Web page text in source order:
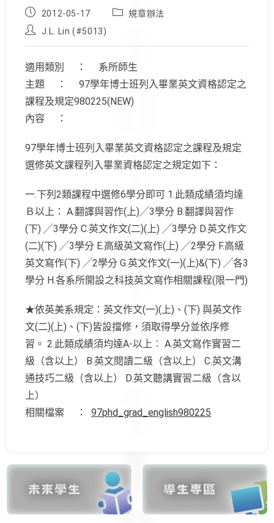
Post
published:
2012-05-17
Post
規章辦法
Post
J.L. Lin (#5013)
適用類別 ： 系所師生
主題 ： 97學年博士班列入畢業英文資格認定之
課程及規定980225(NEW)
內容 ：
97學年博士班列入畢業英文資格認定之課程及規定
選修英文課程列入畢業資格認定之規定如下：
一.下列2類課程中選修6學分即可 1.此類成績須均達
Ｂ以上： A.翻譯與習作(上)╱3學分 B.翻譯與習作
(下) ╱3學分 C.英文作文(二)(上) ╱3學分 D.英文作文
(二)(下) ╱3學分 E.高級英文寫作(上) ╱2學分 F.高級
英文寫作(下) ╱2學分 G.英文作文(一)(上)&(下) ╱各3
學分 H.各系所開設之科技英文寫作相關課程(限一門)
★依英美系規定：英文作文(一)(上)、(下) 與英文作
文(二)(上)、(下)皆設擋修，須取得學分並依序修
習。 2.此類成績須均達A-以上︰ A.英文寫作實習二
級（含以上） B.英文閱讀二級（含以上） C.英文溝
通技巧二級（含以上） D.英文聽講實習二級（含以
上）
相關檔案 ：97phd_grad_english980225